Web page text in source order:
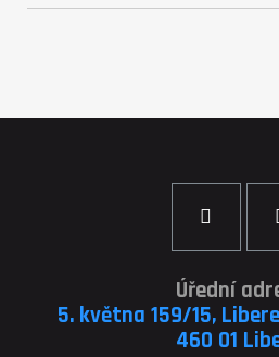
Úřední
5. května 159/15,
460 01